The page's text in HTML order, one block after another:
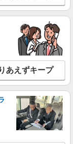
・調理・清掃な
：時給1,438円 ※
（5:00〜9:00）時給
を見る
あえずキープ